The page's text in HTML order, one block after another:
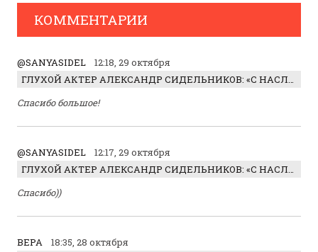
КОММЕНТАРИИ
@SANYASIDEL
12:18, 29 октября
ГЛУХОЙ АКТЕР АЛЕКСАНДР СИДЕЛЬНИКОВ: «С НАСЛАЖДЕНИЕМ ИГРАЛ ОТРИЦАТЕЛЬНОГО ГЕРОЯ!»
Спасибо большое!
@SANYASIDEL
12:17, 29 октября
ГЛУХОЙ АКТЕР АЛЕКСАНДР СИДЕЛЬНИКОВ: «С НАСЛАЖДЕНИЕМ ИГРАЛ ОТРИЦАТЕЛЬНОГО ГЕРОЯ!»
Спасибо))
ВЕРА
18:35, 28 октября